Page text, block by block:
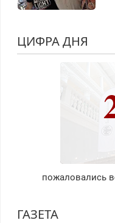
ЦИФРА ДНЯ
пожаловались
ГАЗЕТА